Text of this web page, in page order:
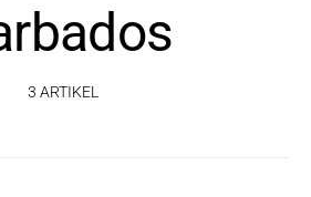
3 ARTIKEL